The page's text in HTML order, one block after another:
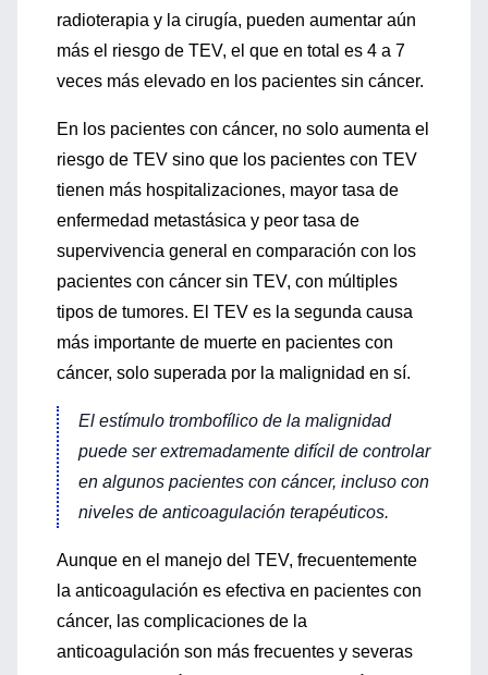
radioterapia y la cirugía, pueden aumentar aún
más el riesgo de TEV, el que en total es 4 a 7
veces más elevado en los pacientes sin cáncer.
En los pacientes con cáncer, no solo aumenta el
riesgo de TEV sino que los pacientes con TEV
tienen más hospitalizaciones, mayor tasa de
enfermedad metastásica y peor tasa de
supervivencia general en comparación con los
pacientes con cáncer sin TEV, con múltiples
tipos de tumores. El TEV es la segunda causa
más importante de muerte en pacientes con
cáncer, solo superada por la malignidad en sí.
El estímulo trombofílico de la malignidad
puede ser extremadamente difícil de controlar
en algunos pacientes con cáncer, incluso con
niveles de anticoagulación terapéuticos.
Aunque en el manejo del TEV, frecuentemente
la anticoagulación es efectiva en pacientes con
cáncer, las complicaciones de la
anticoagulación son más frecuentes y severas